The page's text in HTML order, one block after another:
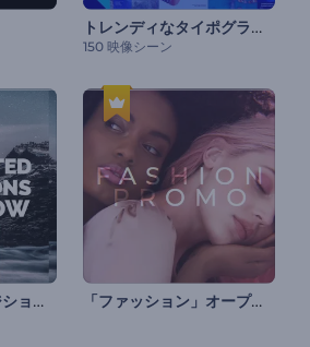
トレンディなタイポグラフィパック
150 映像シーン
断片化したトランジションスライドショー 「ファッション」オープニング動画